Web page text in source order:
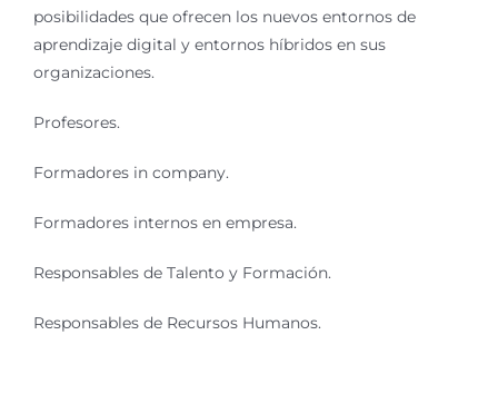
posibilidades que ofrecen los nuevos entornos de
aprendizaje digital y entornos híbridos en sus
organizaciones.
Profesores.
Formadores in company.
Formadores internos en empresa.
Responsables de Talento y Formación.
Responsables de Recursos Humanos.